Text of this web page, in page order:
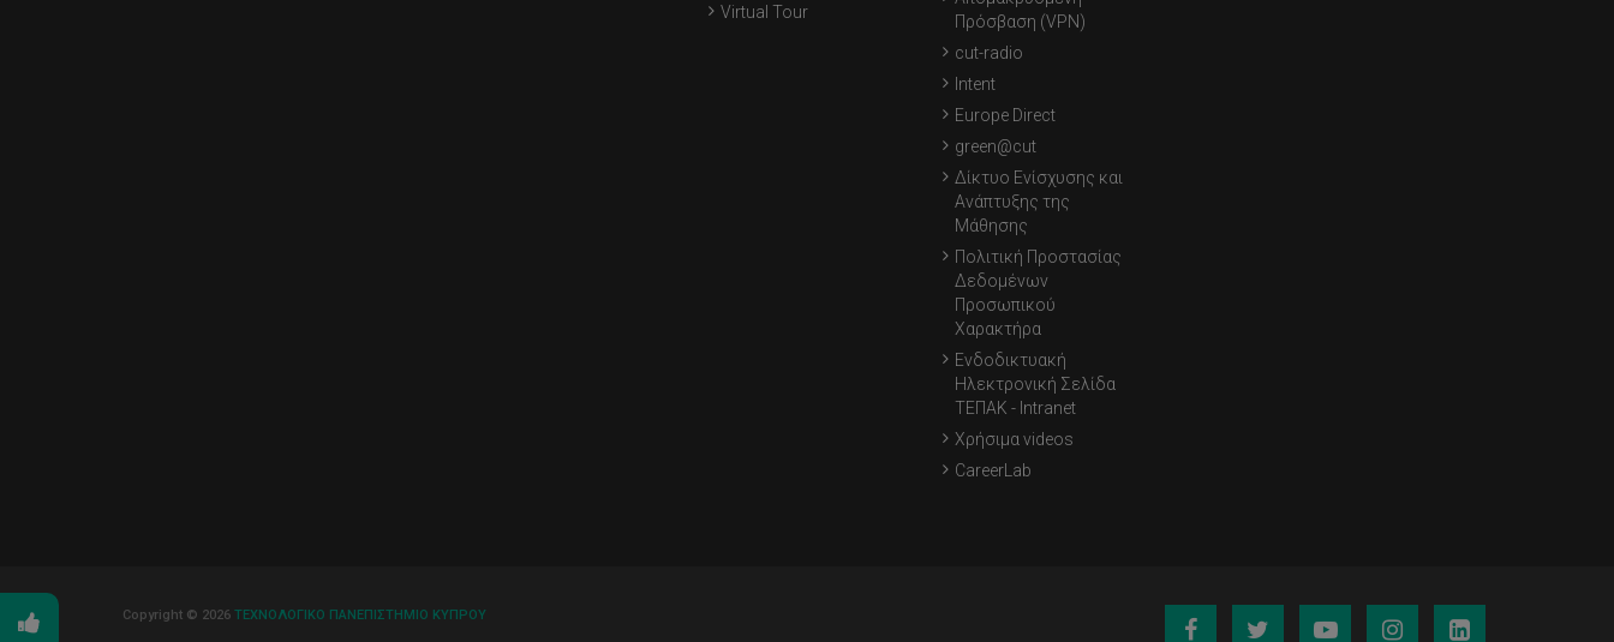
Virtual Tour
Πρόσβαση (VPN)
cut-radio
Intent
Europe Direct
green@cut
Δίκτυο Ενίσχυσης και
Ανάπτυξης της
Μάθησης
Πολιτική Προστασίας
Δεδομένων
Προσωπικού
Χαρακτήρα
Ενδοδικτυακή
Ηλεκτρονική Σελίδα
ΤΕΠΑΚ - Intranet
Χρήσιμα videos
CareerLab
Copyright © 2026 ΤΕΧΝΟΛΟΓΙΚΟ ΠΑΝΕΠΙΣΤΗΜΙΟ ΚΥΠΡΟΥ